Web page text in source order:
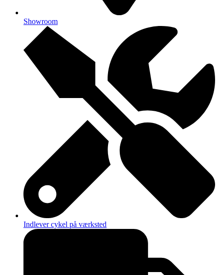
Showroom
Indlever cykel på værksted